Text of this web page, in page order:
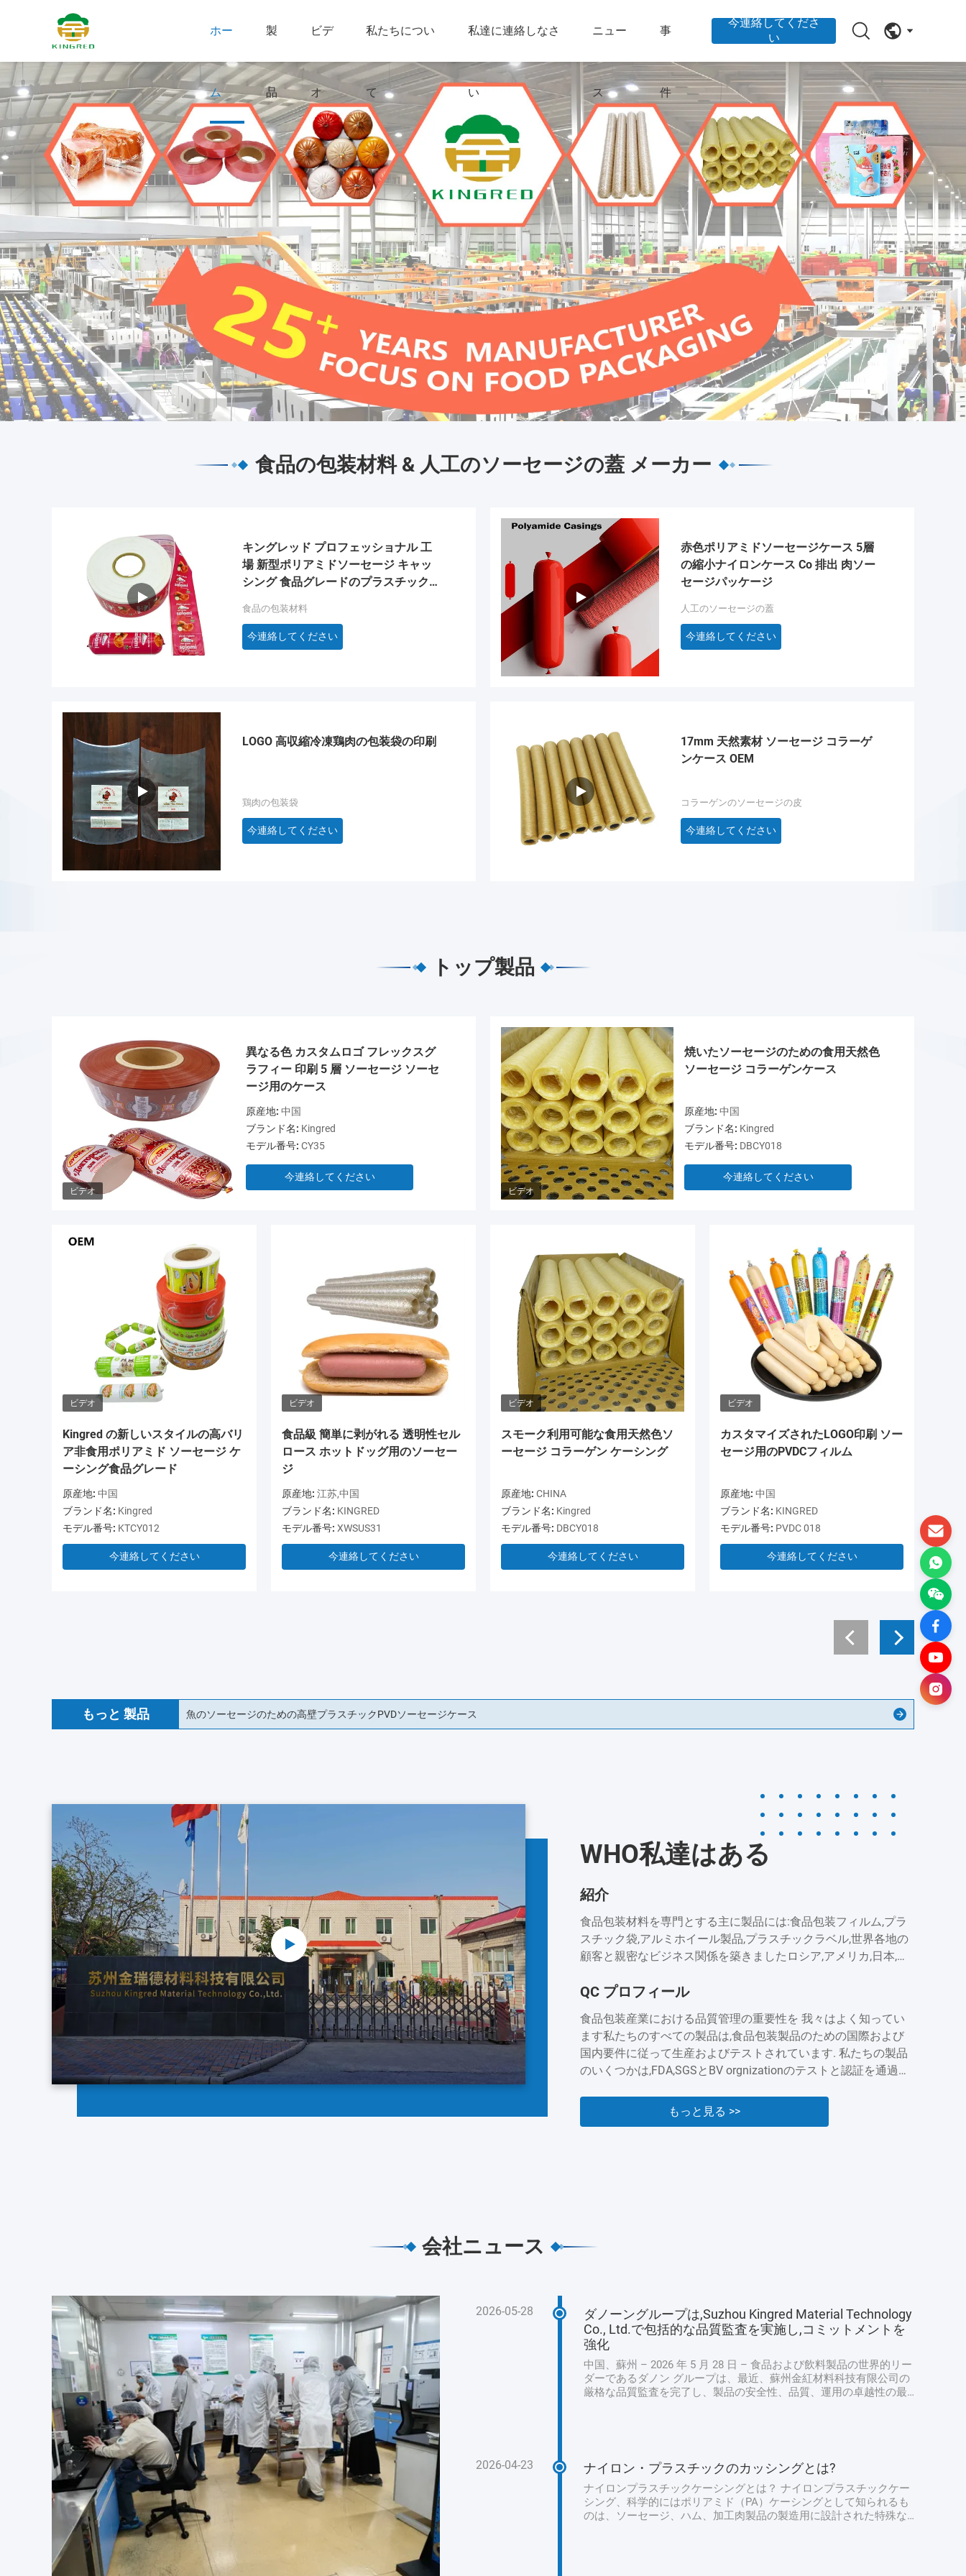
ホー
ム
製
品
ビデ
オ
私たちについ
て
私達に連絡しなさ
い
ニュー
ス
事
件
今連絡してくださ
い
食品の包装材料 & 人工のソーセージの蓋 メーカー
キングレッド プロフェッショナル 工
場 新型ポリアミドソーセージ キャッ
シング 食品グレードのプラスチック
食品の包装材料
今連絡してください
赤色ポリアミドソーセージケース 5層
の縮小ナイロンケース Co 排出 肉ソー
セージパッケージ
人工のソーセージの蓋
今連絡してください
LOGO 高収縮冷凍鶏肉の包装袋の印刷
鶏肉の包装袋
今連絡してください
17mm 天然素材 ソーセージ コラーゲ
ンケース OEM
コラーゲンのソーセージの皮
今連絡してください
トップ製品
ビデオ
異なる色 カスタムロゴ フレックスグ
ラフィー 印刷 5 層 ソーセージ ソーセ
ージ用のケース
原産地: 中国
ブランド名: Kingred
モデル番号: CY35
今連絡してください
ビデオ
焼いたソーセージのための食用天然色
ソーセージ コラーゲンケース
原産地: 中国
ブランド名: Kingred
モデル番号: DBCY018
今連絡してください
ビデオ
Kingred の新しいスタイルの高バリ
ア非食用ポリアミド ソーセージ ケ
ーシング食品グレード
原産地: 中国
ブランド名: Kingred
モデル番号: KTCY012
今連絡してください
ビデオ
食品級 簡単に剥がれる 透明性セル
ロース ホットドッグ用のソーセー
ジ
原産地: 江苏,中国
ブランド名: KINGRED
モデル番号: XWSUS31
今連絡してください
ビデオ
スモーク利用可能な食用天然色ソ
ーセージ コラーゲン ケーシング
原産地: CHINA
ブランド名: Kingred
モデル番号: DBCY018
今連絡してください
ビデオ
カスタマイズされたLOGO印刷 ソー
セージ用のPVDCフィルム
原産地: 中国
ブランド名: KINGRED
モデル番号: PVDC 018
今連絡してください
モデル
もっと 製品 魚のソーセージのための高壁プラスチックPVDソーセージケース
18mm 食品級 コラーゲンソーセージ ソーセージ ソーセージ ソーセージ ソーセージ
WHO私達はある
紹介
食品包装材料を専門とする主に製品には:食品包装フィルム,プラ
スチック袋,アルミホイール製品,プラスチックラベル,世界各地の
顧客と親密なビジネス関係を築きましたロシア,アメリカ,日本,カ
より,キングレッドは評判と業界での存在を得ました現在では,顧
するために...
QC プロフィール
食品包装産業における品質管理の重要性を 我々はよく知ってい
ます私たちのすべての製品は,食品包装製品のための国際および
国内要件に従って生産およびテストされています. 私たちの製品
のいくつかは,FDA,SGSとBV orgnizationのテストと認証を通過し
っています.私たちは,私たちの製品の品質を保証するために絶え
間ない努力をすることに 準備ができています....
もっと見る >>
会社ニュース
2026-05-28
ダノーングループは,Suzhou Kingred Material Technology
Co., Ltd.で包括的な品質監査を実施し,コミットメントを
強化
中国、蘇州 – 2026 年 5 月 28 日 – 食品および飲料製品の世界的リー
ダーであるダノン グループは、最近、蘇州金紅材料科技有限公司の
厳格な品質監査を完了し、製品の安全性、品質、運用の卓越性の最
を確保しました。 厳格な衛生および安全プロトコル: 最優先事項 監
査は、施設の衛生および安全対策の徹底的なレビューから始まりま
した。ダノンのチームは、手洗い...
2026-04-23 ナイロン・プラスチックのカッシングとは?
ナイロンプラスチックケーシングとは？ ナイロンプラスチックケー
シング、科学的にはポリアミド（PA）ケーシングとして知られるも
のは、ソーセージ、ハム、加工肉製品の製造用に設計された特殊な